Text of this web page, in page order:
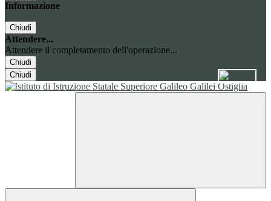
Informazione
Chiudi
Attendere...
Attendere il completamento dell'operazione...
Chiudi
Chiudi